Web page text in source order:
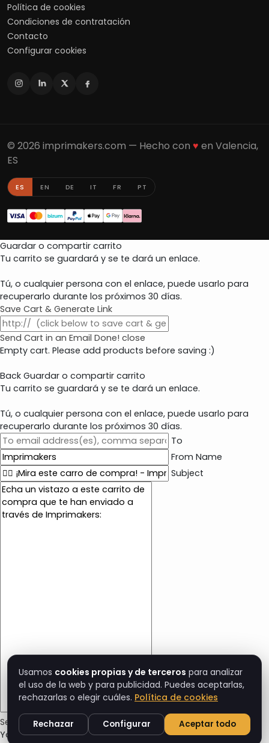
Política de cookies
Condiciones de contratación
Contacto
Configurar cookies
© 2026 imprimakers.com — Hecho con ♥ en Valencia,
ES
ES EN DE IT FR PT
Guardar o compartir carrito
Tu carrito se guardará y se te dará un enlace.
Tú, o cualquier persona con el enlace, puede usarlo para
recuperarlo durante los próximos 30 días.
Save Cart & Generate Link
Send Cart in an Email Done! close
Empty cart. Please add products before saving :)
Back Guardar o compartir carrito
Tu carrito se guardará y se te dará un enlace.
Tú, o cualquier persona con el enlace, puede usarlo para
recuperarlo durante los próximos 30 días.
To
From Name
Subject
E
m
a
Send Cart Email
Your cart email sent successfully :)
Usamos cookies propias y de terceros para analizar
el uso de la web y para publicidad. Puedes aceptarlas,
rechazarlas o elegir cuáles. Política de cookies
Rechazar Configurar Aceptar todo